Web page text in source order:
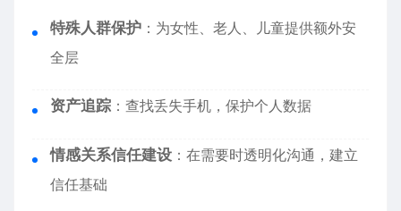
特殊人群保护 ：为女性、老人、儿童提供额外安
全层
资产追踪 ：查找丢失手机，保护个人数据
情感关系信任建设 ：在需要时透明化沟通，建立
信任基础